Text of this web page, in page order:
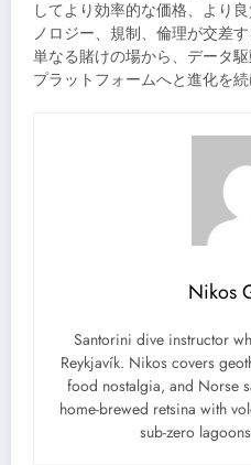
してより効率的な価格、より
ノロジー、規制、倫理が交差す
単なる賭けの場から、データ
プラットフォームへと進化を続
Nikos
Santorini dive instructor
Reykjavík. Nikos covers
food nostalgia, and Norse
home-brewed retsina with
sub-zero